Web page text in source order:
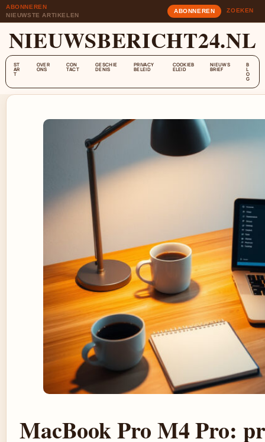
ABONNEREN
NIEUWSTE ARTIKELEN
ABONNEREN ZOEKEN
NIEUWSBERICHT24.NL
ST
AR
T
OVER
ONS
CON
TACT
GESCHIE
DENIS
PRIVACY
BELEID
COOKIEB
ELEID
NIEUWS
BRIEF
B
L
O
G
MacBook Pro M4 Pro: